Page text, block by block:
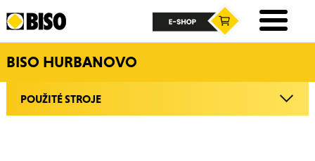
BISO HURBANOVO
POUŽITÉ STROJE